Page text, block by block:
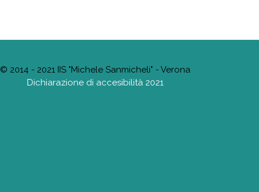
© 2014 - 2021 IIS "Michele Sanmicheli" - Verona
Dichiarazione di accesibilità 2021